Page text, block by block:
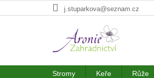
na
j.stuparkova@seznam.cz
Stromy Keře Růže